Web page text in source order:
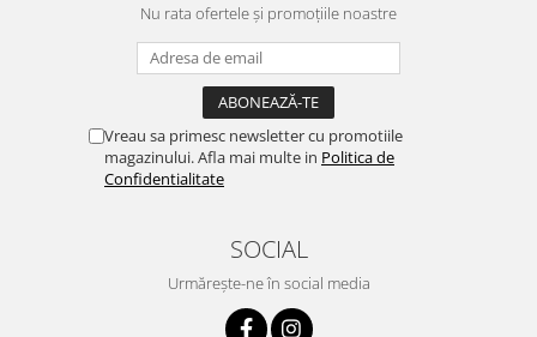
Nu rata ofertele și promoțiile noastre
Vreau sa primesc newsletter cu promotiile
magazinului. Afla mai multe in Politica de
Confidentialitate
SOCIAL
Urmărește-ne în social media